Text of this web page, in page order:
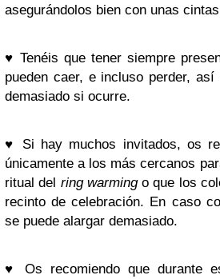
asegurándolos bien con unas
♥ Tenéis que tener siempre
pueden caer, e incluso perder,
demasiado si ocurre.
♥ Si hay muchos invitados, os
únicamente a los más cercanos
ritual del ring warmingo que los
recinto de celebración. En caso
se puede alargar demasiado.
♥ Os recomiendo que durante